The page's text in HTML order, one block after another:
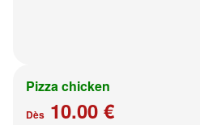
Pizza chicken
Dès 10.00 €